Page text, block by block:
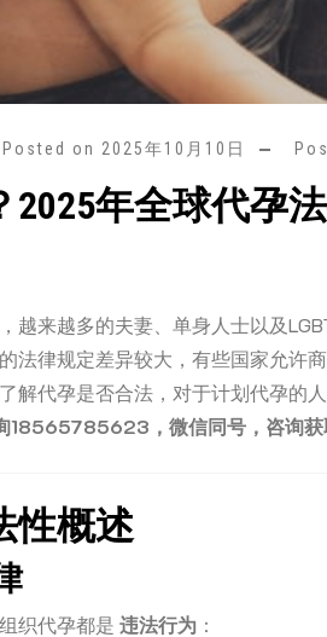
Posted on 2025年10月10日
2025年全球代孕
越来越多的夫妻、单身人士以及
法律规定差异较大，有些国家允许
解代孕是否合法，对于计划代孕的人
18565785623，微信同号，咨询获
性概述
织代孕都是 违法行为 ：